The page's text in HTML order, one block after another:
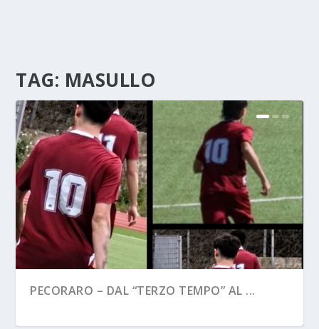
TAG: MASULLO
PECORARO – DAL “TERZO TEMPO” AL ...